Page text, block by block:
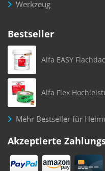
Werkzeug
Bestseller
Alfa EASY
Alfa Flex
Mehr Bestseller für
Akzeptierte